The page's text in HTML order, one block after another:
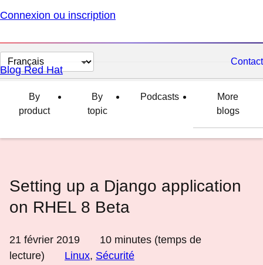
Connexion ou inscription
Changer
la
langue
Contact
Blog Red Hat
By
product
By
topic
Podcasts
More
blogs
Setting up a Django application
on RHEL 8 Beta
21 février 2019 10 minutes (temps de
lecture)
Linux, Sécurité